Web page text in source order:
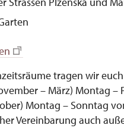
tragen wir
– März) Montag –
Montag – Sonntag
Vereinbarung auch